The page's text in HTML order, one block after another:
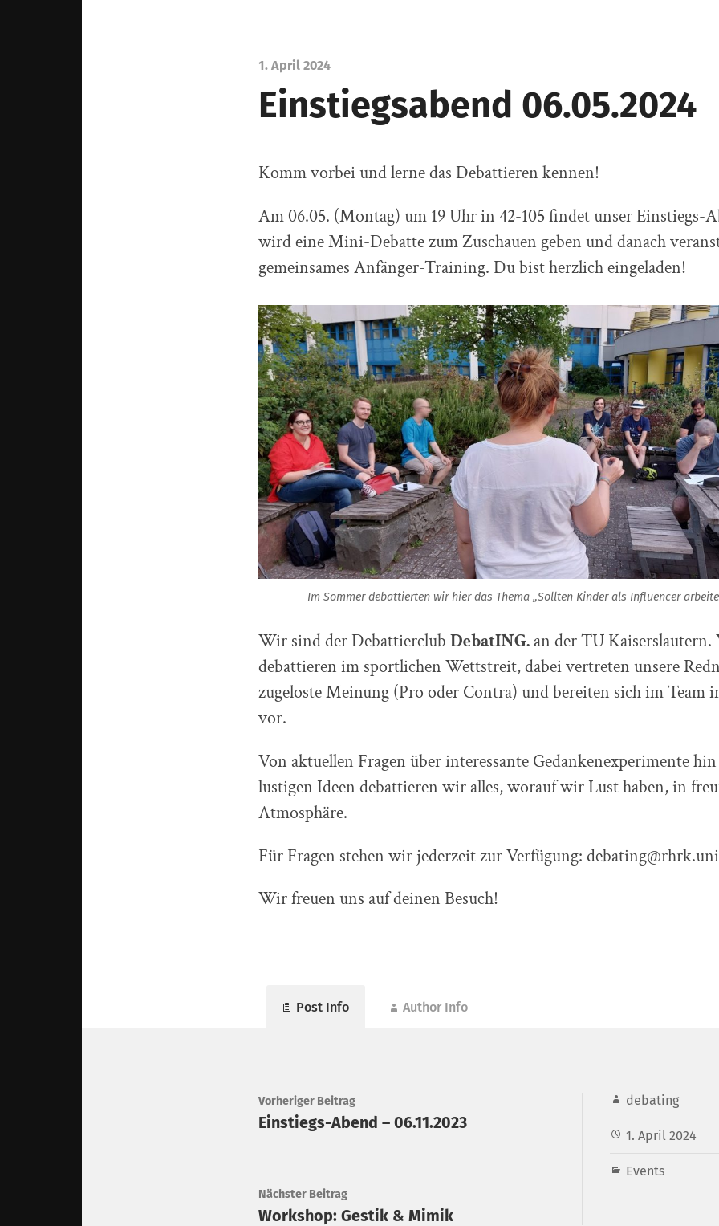
1. April 2024
Einstiegsabend 06.05.2024
Komm vorbei und lerne das Debattieren kennen!
Am 06.05. (Montag) um 19 Uhr in 42-105 findet unser Einstiegs-
wird eine Mini-Debatte zum Zuschauen geben und danach
gemeinsames Anfänger-Training. Du bist herzlich eingeladen!
Im Sommer debattierten wir hier das Thema „Sollten Kinder als Influencer
Wir sind der Debattierclub DebatING. an der TU
debattieren im sportlichen Wettstreit, dabei vertreten unsere
zugeloste Meinung (Pro oder Contra) und bereiten sich im Team
vor.
Von aktuellen Fragen über interessante Gedankenexperimente
lustigen Ideen debattieren wir alles, worauf wir Lust haben, in
Atmosphäre.
Für Fragen stehen wir jederzeit zur Verfügung:
Wir freuen uns auf deinen Besuch!
Post Info Author Info
debating
1. April 2024
Events
Vorheriger Beitrag
Einstiegs-Abend – 06.11.2023
Nächster Beitrag
Workshop: Gestik & Mimik